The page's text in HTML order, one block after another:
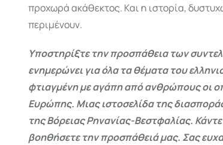
προχωρά ακάθεκτος. Και η ιστορία,
περιμένουν.
Υποστηρίξτε την προσπάθεια των
ενημερώνει για όλα τα θέματα του
φτιαγμένη με αγάπη από ανθρώπους οι
Ευρώπης. Μιας ιστοσελίδα της
της Βόρειας Ρηνανίας-Βεστφαλίας.
βοηθήσετε την προσπάθειά μας. Σας